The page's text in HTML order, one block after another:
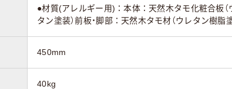
●材質(アレルギー用)：本体：天然木タモ化粧合板（
タン塗装）前板・脚部：天然木タモ材（ウレタン樹脂塗
450mm
40kg